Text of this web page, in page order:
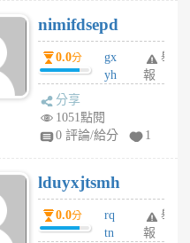
U
5
個
月
nimifdsepd
0.0分
gx
yh
jl
月
前
舉
報
分享
1051點閱
0 評論/給分
1
lduyxjtsmh
0.0分
rq
tn
舉
報